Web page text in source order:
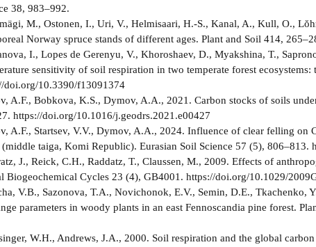
38, 983‒992.
M., Ostonen, I., Uri, V., Helmisaari, H.-S., Kanal, A., Kull, O.,
Norway spruce stands of different ages. Plant and Soil 414,
I., Lopes de Gerenyu, V., Khoroshaev, D., Myakshina, T.,
sensitivity of soil respiration in two temperate forest
doi.org/10.3390/f13091374
A.F., Bobkova, K.S., Dymov, A.A., 2021. Carbon stocks of soils
https://doi.org/10.1016/j.geodrs.2021.e00427
A.F., Startsev, V.V., Dymov, A.A., 2024. Influence of clear felling
(middle taiga, Komi Republic). Eurasian Soil Science 57 (5), 806–813.
J., Reick, C.H., Raddatz, T., Claussen, M., 2009. Effects of
Biogeochemical Cycles 23 (4), GB4001. https://doi.org/10.1029/
V.B., Sazonova, T.A., Novichonok, E.V., Semin, D.E., Tkachenko,
parameters in woody plants in an east Fennoscandia pine forest.
W.H., Andrews, J.A., 2000. Soil respiration and the global